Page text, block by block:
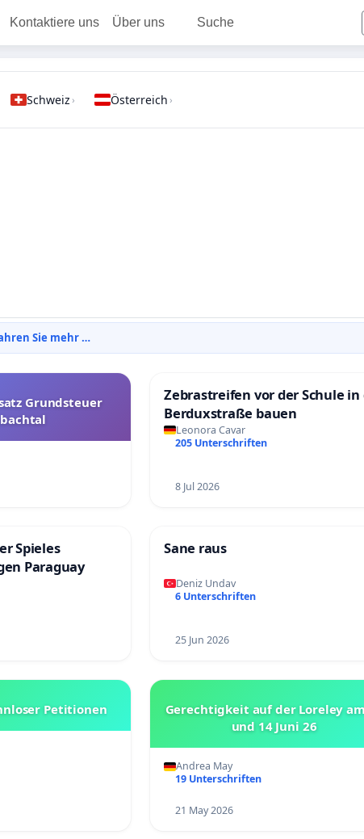
Kontaktiere uns Über uns Suche
Schweiz › Österreich ›
Sie mehr …
Grundsteuer
Zebrastreifen vor der Schule in
Berduxstraße bauen
Leonora Cavar
205 Unterschriften
8 Jul 2026
Spieles
Paraguay
Sane raus
Deniz Undav
6 Unterschriften
25 Jun 2026
Petitionen
Gerechtigkeit auf der Loreley
und 14 Juni 26
Andrea May
19 Unterschriften
21 May 2026